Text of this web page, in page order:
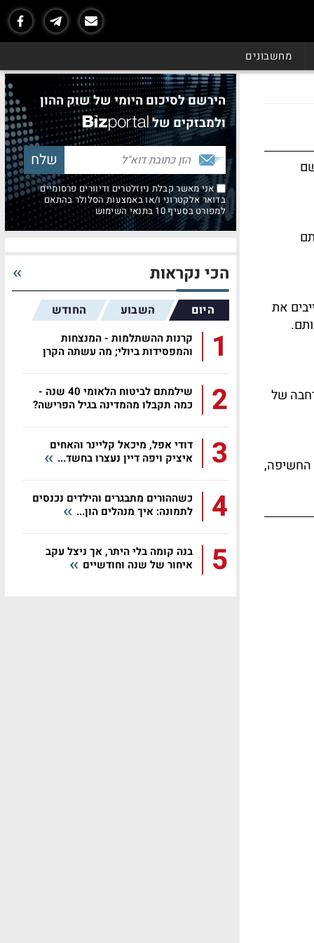
מחשבונים
את
של
החשיפה,
הירשם לסיכום היומי של שוק ההון
ולמבזקים של
אני מאשר קבלת ניוזלטרים ודיוורים פרסומיים
בדואר אלקטרוני ו/או באמצעות הסלולר בהתאם
למפורט בסעיף 10 בתנאי השימוש
הכי נקראות
היום השבוע החודש
1
קרנות ההשתלמות - המנצחות
והמפסידות ביולי; מה עשתה הקרן
2
שילמתם לביטוח הלאומי 40 שנה -
כמה תקבלו מהמדינה בגיל הפרישה?
3
דודי אפל, מיכאל קליינר והאחים
איציק ויפה דיין נעצרו בחשד...
4
כשההורים מתבגרים והילדים נכנסים
לתמונה: איך מנהלים הון...
5
בנה קומה בלי היתר, אך ניצל עקב
איחור של שנה וחודשיים